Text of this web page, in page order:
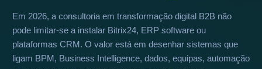
Em 2026, a consultoria em transformação digital B2B não
pode limitar-se a instalar Bitrix24, ERP software ou
plataformas CRM. O valor está em desenhar sistemas que
ligam BPM, Business Intelligence, dados, equipas, automação